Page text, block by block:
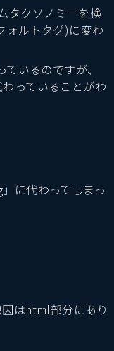
タクソノミーを検
ォルトタグ)に変わ
いるのですが、
っていることがわ
に代わってしまっ
はhtml部分にあり